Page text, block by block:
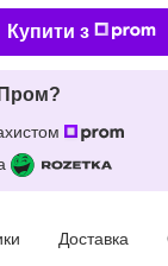
Купити з
Доставка